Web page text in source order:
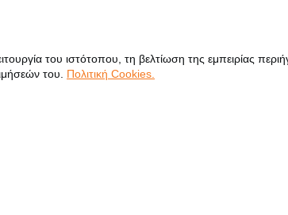
του ιστότοπου, τη βελτίωση της εμπειρίας
του.
Πολιτική Cookies.